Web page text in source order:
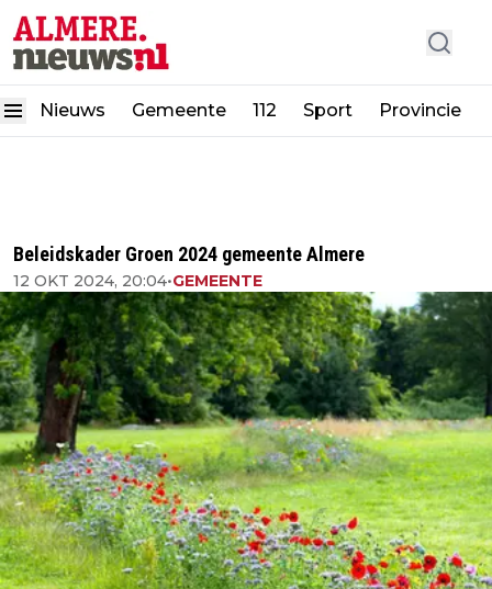
Nieuws Gemeente 112 Sport Provincie
Beleidskader Groen 2024 gemeente Almere
12 OKT 2024, 20:04•GEMEENTE